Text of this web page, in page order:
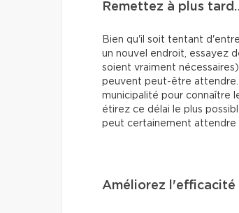
Remettez à plus
Bien qu'il soit tentant
un nouvel endroit, essayez
soient vraiment
peuvent peut-être attendre.
municipalité pour connaître
étirez ce délai le plus
peut certainement attendre
Améliorez l'efficacité